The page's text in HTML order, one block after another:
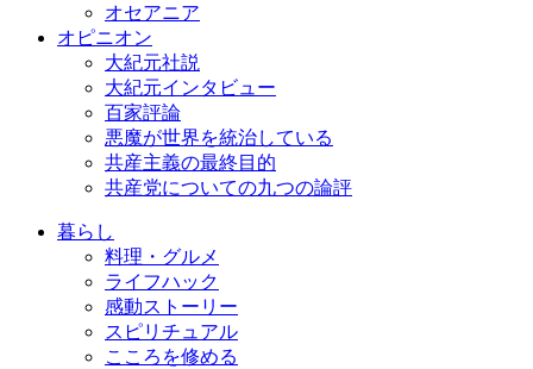
オセアニア
オピニオン
大紀元社説
大紀元インタビュー
百家評論
悪魔が世界を統治している
共産主義の最終目的
共産党についての九つの論評
暮らし
料理・グルメ
ライフハック
感動ストーリー
スピリチュアル
こころを修める